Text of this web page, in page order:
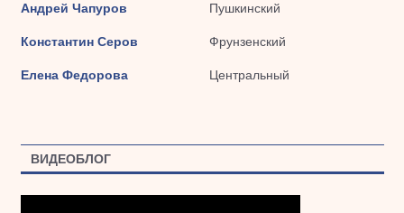
Андрей Чапуров Пушкинский
Константин Серов Фрунзенский
Елена Федорова Центральный
ВИДЕОБЛОГ